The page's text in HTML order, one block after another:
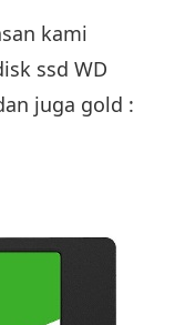
kami
ssd WD
juga gold :